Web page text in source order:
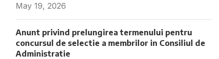
May 19, 2026
Anunt privind prelungirea termenului pentru
concursul de selectie a membrilor in Consiliul de
Administratie